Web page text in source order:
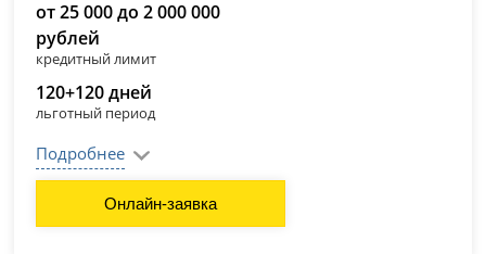
от 25 000 до 2 000 000
рублей
кредитный лимит
120+120 дней
льготный период
Подробнее
Онлайн-заявка